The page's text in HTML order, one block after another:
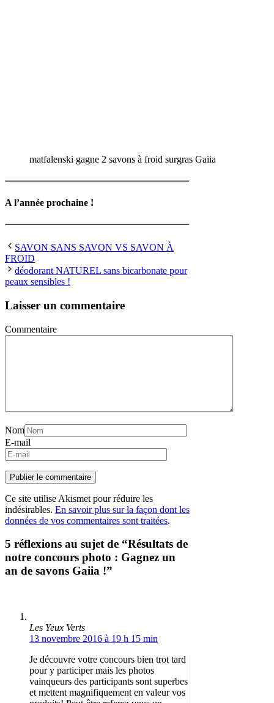
matfalenski gagne 2 savons à froid surgras Gaiia
A l’année prochaine !
SAVON SANS SAVON VS SAVON À
FROID
déodorant NATUREL sans bicarbonate pour
peaux sensibles !
Laisser un commentaire
Commentaire
Nom
E-mail
Ce site utilise Akismet pour réduire les
indésirables. En savoir plus sur la façon dont les
données de vos commentaires sont traitées.
5 réflexions au sujet de “Résultats de
notre concours photo : Gagnez un
an de savons Gaiia !”
Les Yeux Verts
13 novembre 2016 à 19 h 15 min
Je découvre votre concours bien trot tard
pour y participer mais les photos
vainqueurs des participants sont superbes
et mettent magnifiquement en valeur vos